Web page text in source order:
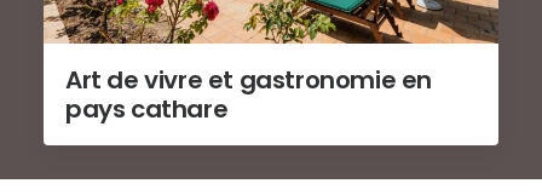
Art de vivre et gastronomie en
pays cathare